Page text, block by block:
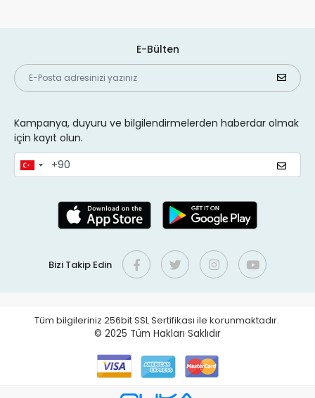
E-Bülten
Kampanya, duyuru ve bilgilendirmelerden haberdar olmak
için kayıt olun.
Bizi Takip Edin
Tüm bilgileriniz 256bit SSL Sertifikası ile korunmaktadır.
© 2025 Tüm Hakları Saklıdır